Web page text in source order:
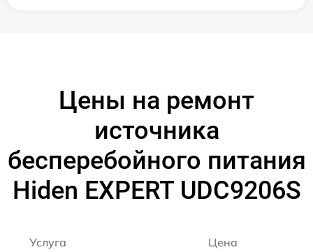
Цены на ремонт
источника
бесперебойного питания
Hiden EXPERT UDC9206S
Услуга Цена